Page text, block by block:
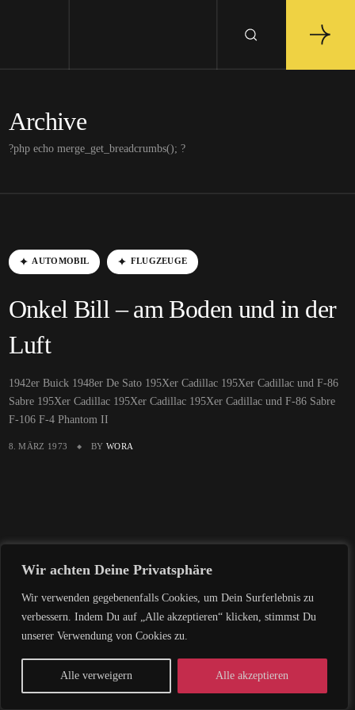
Wir achten Deine Privatsphäre
Wir verwenden gegebenenfalls Cookies, um Dein Surferlebnis zu
verbessern. Indem Du auf „Alle akzeptieren“ klicken, stimmst Du
unserer Verwendung von Cookies zu.
Alle verweigern Alle akzeptieren
Archive
?php echo merge_get_breadcrumbs(); ?
AUTOMOBIL FLUGZEUGE
Onkel Bill – am Boden und in der
Luft
1942er Buick 1948er De Sato 195Xer Cadillac 195Xer Cadillac und F-86
Sabre 195Xer Cadillac 195Xer Cadillac 195Xer Cadillac und F-86 Sabre
F-106 F-4 Phantom II
8. MÄRZ 1973 BY WORA